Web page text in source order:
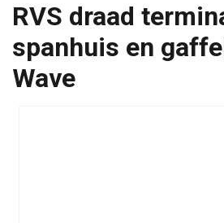
RVS draad
spanhuis en
Wave